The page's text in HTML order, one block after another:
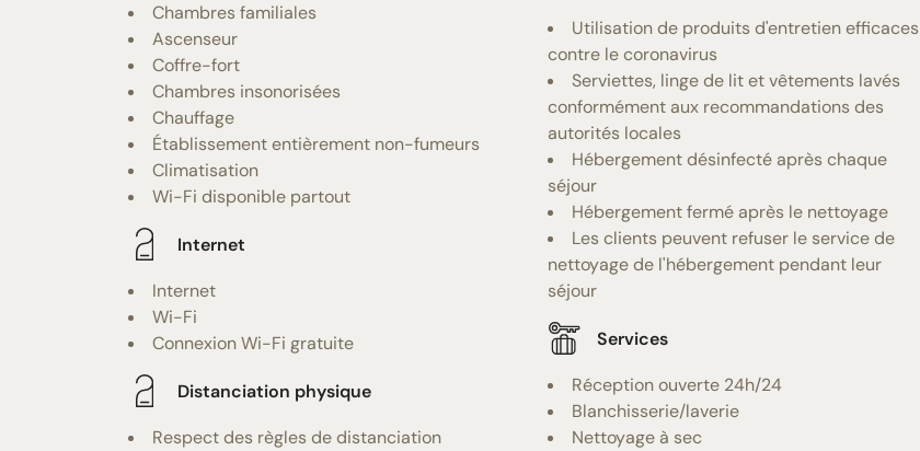
Chambres familiales
Ascenseur
Coffre-fort
Chambres insonorisées
Chauffage
Établissement entièrement non-fumeurs
Climatisation
Wi-Fi disponible partout
Internet
Internet
Wi-Fi
Connexion Wi-Fi gratuite
Distanciation physique
Respect des règles de distanciation
Utilisation de produits d'entretien efficaces
contre le coronavirus
Serviettes, linge de lit et vêtements lavés
conformément aux recommandations des
autorités locales
Hébergement désinfecté après chaque
séjour
Hébergement fermé après le nettoyage
Les clients peuvent refuser le service de
nettoyage de l'hébergement pendant leur
séjour
Services
Réception ouverte 24h/24
Blanchisserie/laverie
Nettoyage à sec